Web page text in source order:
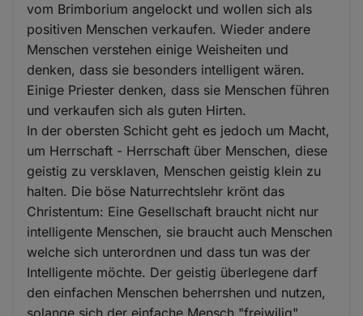
vom Brimborium angelockt und wollen sich als
positiven Menschen verkaufen. Wieder andere
Menschen verstehen einige Weisheiten und
denken, dass sie besonders intelligent wären.
Einige Priester denken, dass sie Menschen führen
und verkaufen sich als guten Hirten.
In der obersten Schicht geht es jedoch um Macht,
um Herrschaft - Herrschaft über Menschen, diese
geistig zu versklaven, Menschen geistig klein zu
halten. Die böse Naturrechtslehr krönt das
Christentum: Eine Gesellschaft braucht nicht nur
intelligente Menschen, sie braucht auch Menschen
welche sich unterordnen und dass tun was der
Intelligente möchte. Der geistig überlegene darf
den einfachen Menschen beherrshen und nutzen,